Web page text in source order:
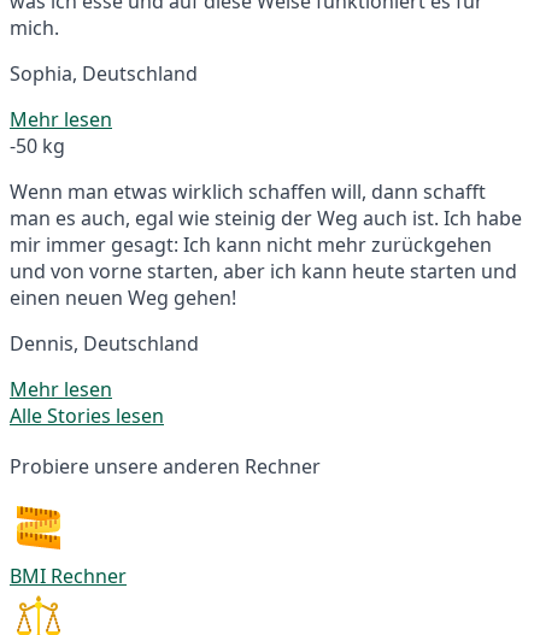
mich.
Sophia, Deutschland
Mehr lesen
-50 kg
Wenn man etwas wirklich schaffen will, dann schafft
man es auch, egal wie steinig der Weg auch ist. Ich habe
mir immer gesagt: Ich kann nicht mehr zurückgehen
und von vorne starten, aber ich kann heute starten und
einen neuen Weg gehen!
Dennis, Deutschland
Mehr lesen
Alle Stories lesen
Probiere unsere anderen Rechner
BMI Rechner